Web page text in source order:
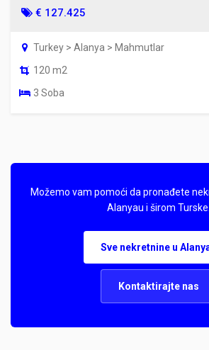
€ 127.425
Turkey > Alanya > Mahmutlar
120 m2
3 Soba
Možemo vam pomoći da pronađete
Alanyau i širom Turske.
Sve nekretnine u
Kontaktirajte nas